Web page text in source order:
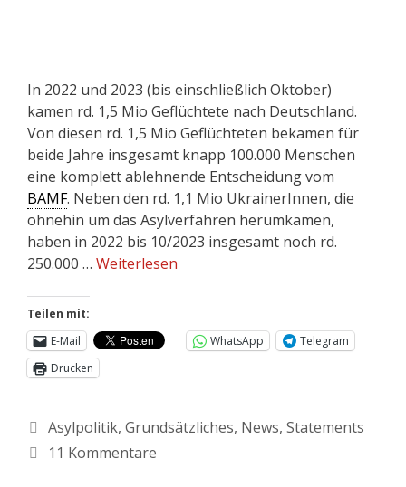
In 2022 und 2023 (bis einschließlich Oktober)
kamen rd. 1,5 Mio Geflüchtete nach Deutschland.
Von diesen rd. 1,5 Mio Geflüchteten bekamen für
beide Jahre insgesamt knapp 100.000 Menschen
eine komplett ablehnende Entscheidung vom
BAMF. Neben den rd. 1,1 Mio UkrainerInnen, die
ohnehin um das Asylverfahren herumkamen,
haben in 2022 bis 10/2023 insgesamt noch rd.
250.000 … Weiterlesen
Teilen mit:
E-Mail
WhatsApp
Telegram
Drucken
Asylpolitik, Grundsätzliches, News, Statements
11 Kommentare